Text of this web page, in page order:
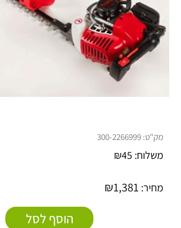
מק"ט: 300-2266999
משלוח: ₪45
מחיר: ₪1,381
הוסף לסל